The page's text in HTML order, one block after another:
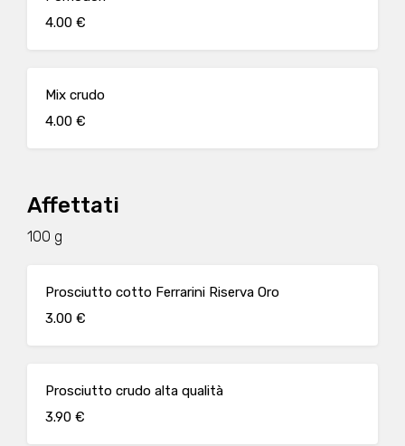
4.00 €
Mix crudo
4.00 €
Affettati
100 g
Prosciutto cotto Ferrarini Riserva Oro
3.00 €
Prosciutto crudo alta qualità
3.90 €